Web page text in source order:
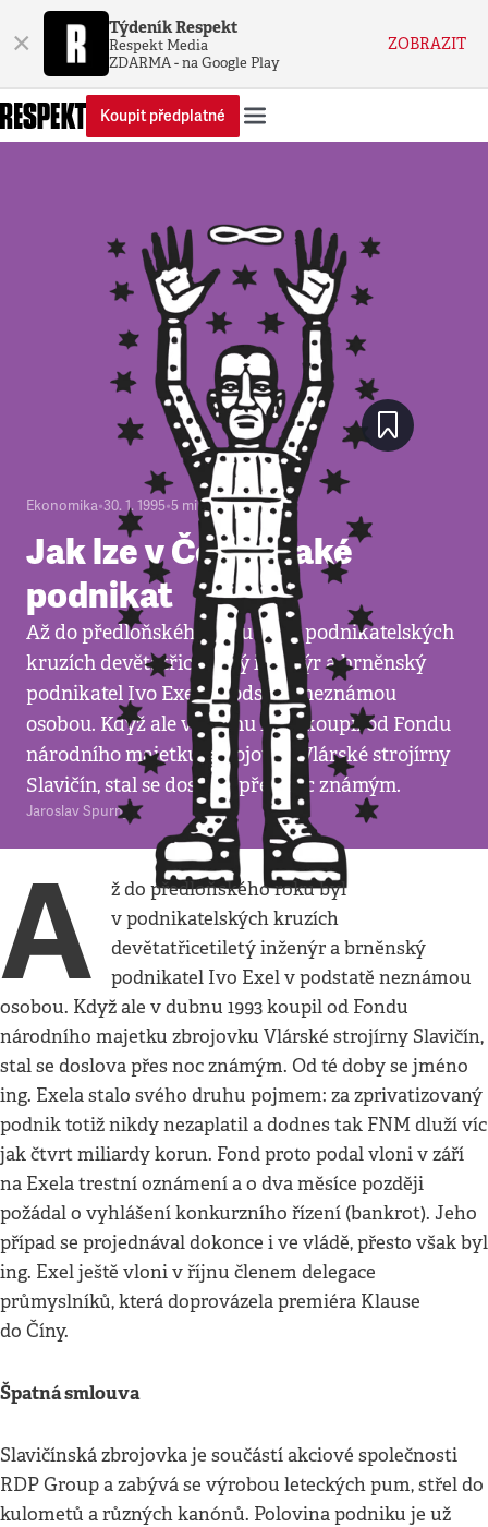
× Týdeník Respekt
Respekt Media
ZDARMA - na Google Play
ZOBRAZIT
Koupit předplatné
Ekonomika•30. 1. 1995•5 minut
Jak lze v Česku také
podnikat
Až do předloňského roku byl v podnikatelských
kruzích devětatřicetiletý inženýr a brněnský
podnikatel Ivo Exel v podstatě neznámou
osobou. Když ale v dubnu 1993 koupil od Fondu
národního majetku zbrojovku Vlárské strojírny
Slavičín, stal se doslova přes noc známým.
Jaroslav Spurný
A
ž do předloňského roku byl
v podnikatelských kruzích
devětatřicetiletý inženýr a brněnský
podnikatel Ivo Exel v podstatě neznámou
osobou. Když ale v dubnu 1993 koupil od Fondu
národního majetku zbrojovku Vlárské strojírny Slavičín,
stal se doslova přes noc známým. Od té doby se jméno
ing. Exela stalo svého druhu pojmem: za zprivatizovaný
podnik totiž nikdy nezaplatil a dodnes tak FNM dluží víc
jak čtvrt miliardy korun. Fond proto podal vloni v září
na Exela trestní oznámení a o dva měsíce později
požádal o vyhlášení konkurzního řízení (bankrot). Jeho
případ se projednával dokonce i ve vládě, přesto však byl
ing. Exel ještě vloni v říjnu členem delegace
průmyslníků, která doprovázela premiéra Klause
do Číny.
Špatná smlouva
Slavičínská zbrojovka je součástí akciové společnosti
RDP Group a zabývá se výrobou leteckých pum, střel do
kulometů a různých kanónů. Polovina podniku je už